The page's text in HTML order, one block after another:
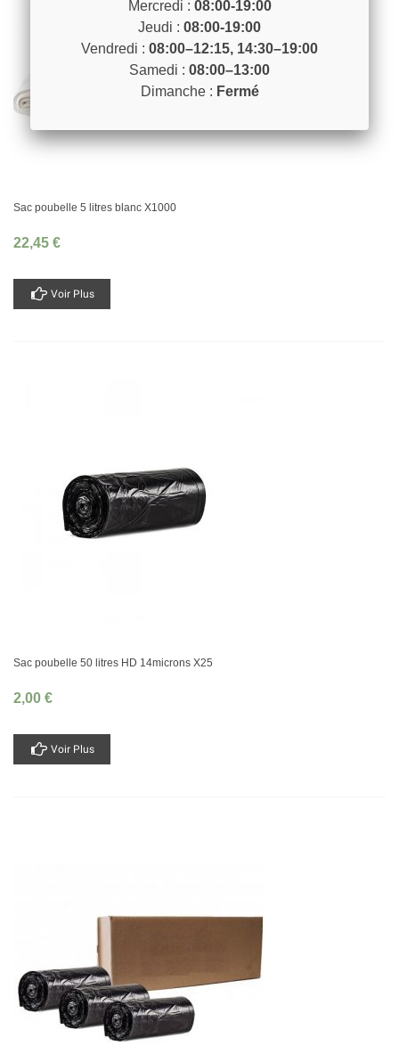
Sac poubelle 5 litres blanc X1000
22,45 €
Voir Plus
Sac poubelle 50 litres HD 14microns X25
2,00 €
Voir Plus
Mercredi : 08:00-19:00
Jeudi : 08:00-19:00
Vendredi : 08:00–12:15, 14:30–19:00
Samedi : 08:00–13:00
Dimanche : Fermé